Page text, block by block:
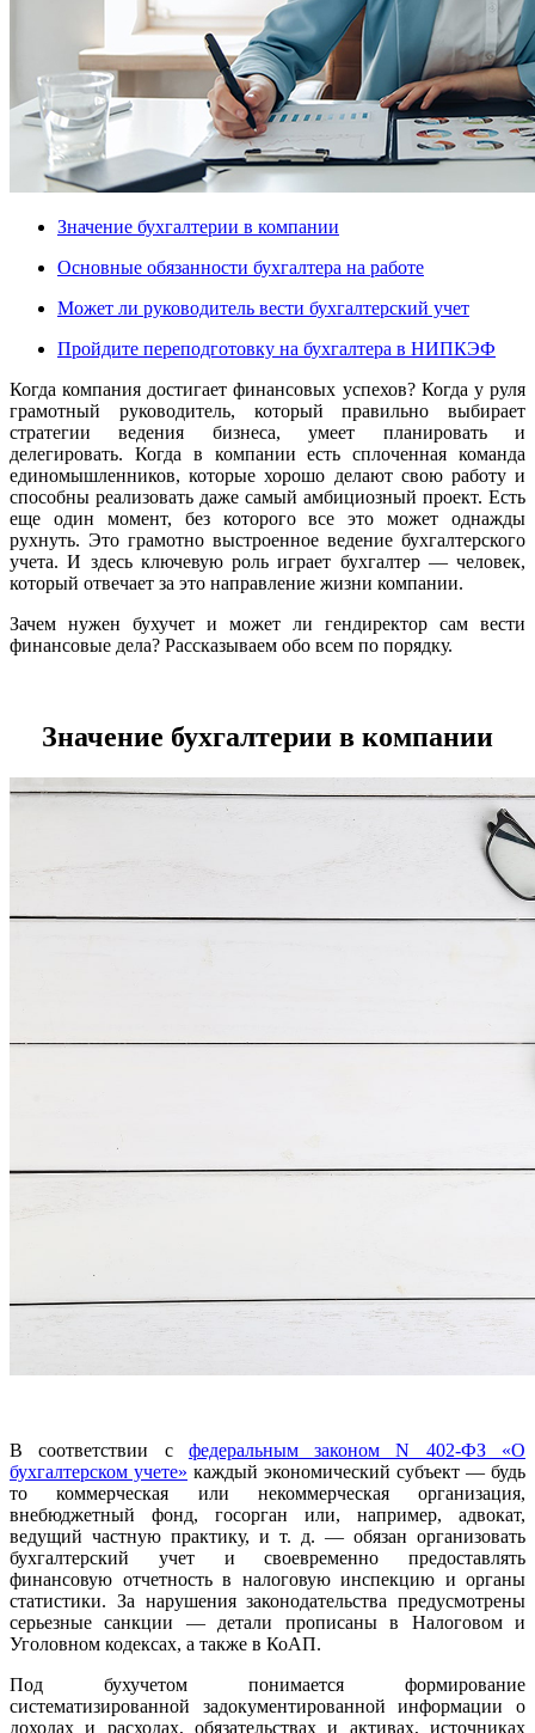
Значение бухгалтерии в компании
Основные обязанности бухгалтера на работе
Может ли руководитель вести бухгалтерский учет
Пройдите переподготовку на бухгалтера в НИПКЭФ
Когда компания достигает финансовых успехов? Когда у руля
грамотный руководитель, который правильно выбирает
стратегии ведения бизнеса, умеет планировать и
делегировать. Когда в компании есть сплоченная команда
единомышленников, которые хорошо делают свою работу и
способны реализовать даже самый амбициозный проект. Есть
еще один момент, без которого все это может однажды
рухнуть. Это грамотно выстроенное ведение бухгалтерского
учета. И здесь ключевую роль играет бухгалтер — человек,
который отвечает за это направление жизни компании.
Зачем нужен бухучет и может ли гендиректор сам вести
финансовые дела? Рассказываем обо всем по порядку.
Значение бухгалтерии в компании
В соответствии с федеральным законом N 402-ФЗ «О
бухгалтерском учете» каждый экономический субъект — будь
то коммерческая или некоммерческая организация,
внебюджетный фонд, госорган или, например, адвокат,
ведущий частную практику, и т. д. — обязан организовать
бухгалтерский учет и своевременно предоставлять
финансовую отчетность в налоговую инспекцию и органы
статистики. За нарушения законодательства предусмотрены
серьезные санкции — детали прописаны в Налоговом и
Уголовном кодексах, а также в КоАП.
Под бухучетом понимается формирование
систематизированной задокументированной информации о
доходах и расходах, обязательствах и активах, источниках